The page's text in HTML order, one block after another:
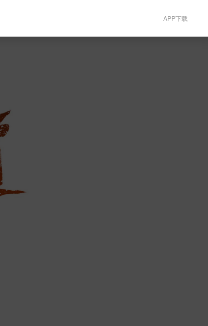
APP下载